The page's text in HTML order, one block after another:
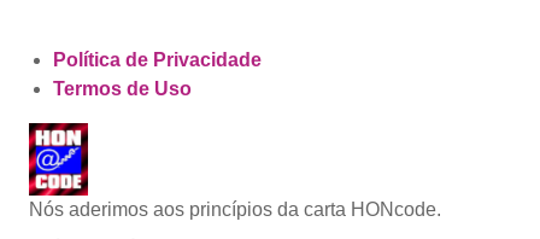
Política de Privacidade
Termos de Uso
Nós aderimos aos princípios da carta HONcode.